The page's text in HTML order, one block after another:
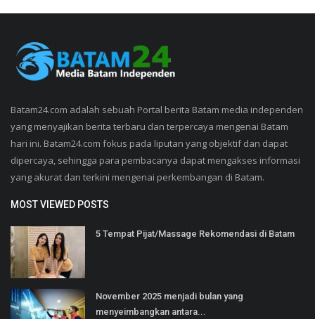
Batam24.com adalah sebuah Portal berita Batam media independen
yang menyajikan berita terbaru dan terpercaya mengenai Batam
hari ini. Batam24.com fokus pada liputan yang objektif dan dapat
dipercaya, sehingga para pembacanya dapat mengakses informasi
yang akurat dan terkini mengenai perkembangan di Batam.
MOST VIEWED POSTS
5 Tempat Pijat/Massage Rekomendasi di Batam
November 2025 menjadi bulan yang
menyeimbangkan antara...